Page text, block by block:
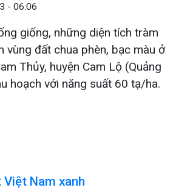
- 06:06
giống, những diện tích tràm
vùng đất chua phèn, bạc màu ở
Thủy, huyện Cam Lộ (Quảng
hoạch với năng suất 60 tạ/ha.
Nam xanh